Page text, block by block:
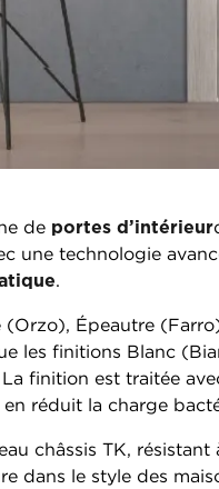
de portes d’intérieur
une technologie
.
Épeautre
les finitions Blanc
finition est traitée
réduit la charge
châssis TK,
dans le style des